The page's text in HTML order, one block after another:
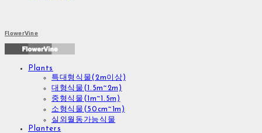
FlowerVine
Plants
특대형식물(2m이상)
대형식물(1.5m~2m)
중형식물(1m~1.5m)
소형식물(50cm~1m)
실외월동가능식물
Planters